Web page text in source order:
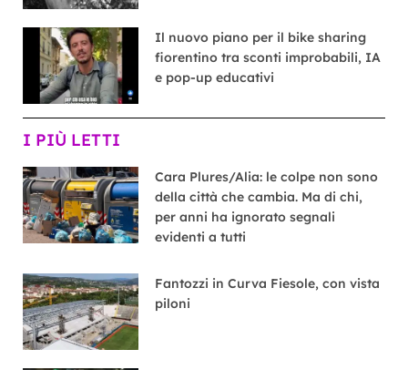
Il nuovo piano per il bike sharing
fiorentino tra sconti improbabili, IA
e pop-up educativi
I PIÙ LETTI
Cara Plures/Alia: le colpe non sono
della città che cambia. Ma di chi,
per anni ha ignorato segnali
evidenti a tutti
Fantozzi in Curva Fiesole, con vista
piloni